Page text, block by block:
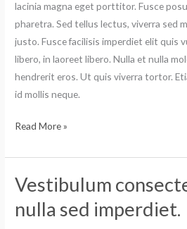
lacinia magna eget porttitor. Fusce
pharetra. Sed tellus lectus, viverra sed
justo. Fusce facilisis imperdiet elit quis
libero, in laoreet libero. Nulla et nulla
hendrerit eros. Ut quis viverra tortor.
id mollis neque.
Read More »
Vestibulum
nulla sed imperdiet.
Vestibulum
quam